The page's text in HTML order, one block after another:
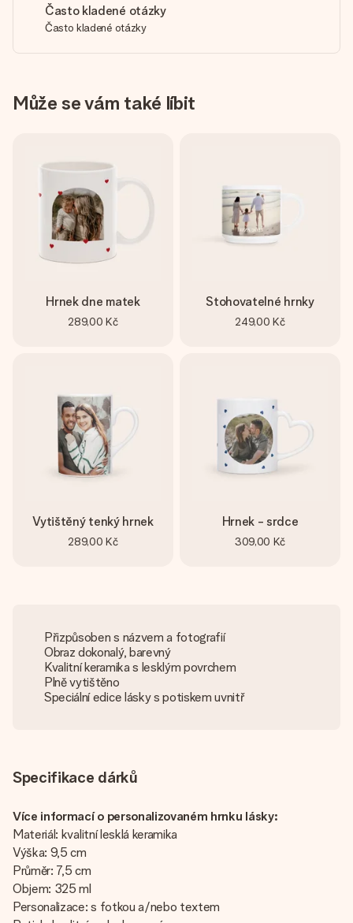
Často kladené otázky
Často kladené otázky
Může se vám také líbit
Hrnek dne matek
289,00 Kč
Stohovatelné hrnky
249,00 Kč
Vytištěný tenký hrnek
289,00 Kč
Hrnek - srdce
309,00 Kč
Přizpůsoben s názvem a fotografií
Obraz dokonalý, barevný
Kvalitní keramika s lesklým povrchem
Plně vytištěno
Speciální edice lásky s potiskem uvnitř
Specifikace dárků
Více informací o personalizovaném hrnku lásky:
Materiál: kvalitní lesklá keramika
Výška: 9,5 cm
Průměr: 7,5 cm
Objem: 325 ml
Personalizace: s fotkou a/nebo textem